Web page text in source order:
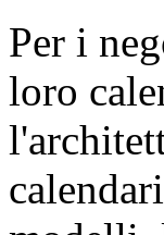
Per i
loro